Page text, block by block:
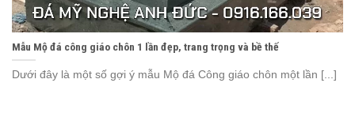
Mẫu Mộ đá công giáo chôn 1 lần đẹp, trang trọng và bề thế
Dưới đây là một số gợi ý mẫu Mộ đá Công giáo chôn một lần [...]